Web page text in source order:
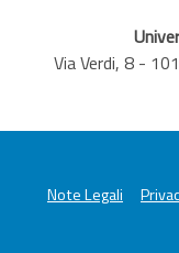
Via Verdi, 8 -
Note Legali